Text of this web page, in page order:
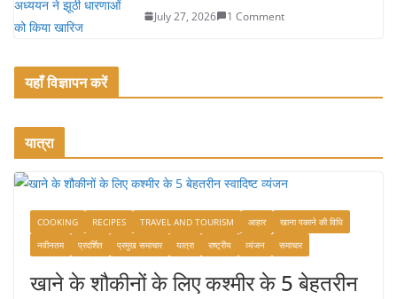
July 27, 2026 1 Comment
यहाँ विज्ञापन करें
यात्रा
COOKING RECIPES TRAVEL AND TOURISM आहार
खाना पकाने की विधि
नवीनतम
प्रदर्शित प्रमुख समाचार यात्रा राष्ट्रीय व्यंजन समाचार
खाने के शौकीनों के लिए कश्मीर के 5 बेहतरीन